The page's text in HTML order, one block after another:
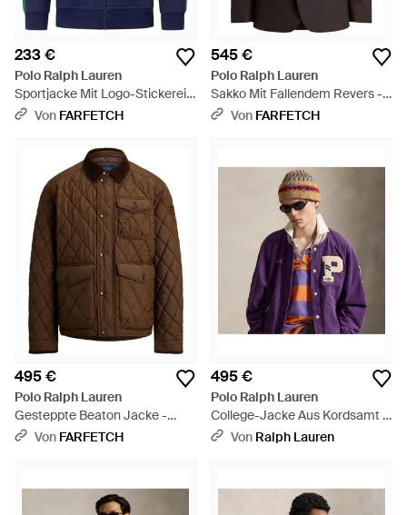
233 €
Polo Ralph Lauren
Sportjacke Mit Logo-Stickerei -
BlauVon FARFETCH
545 €
Polo Ralph Lauren
Sakko Mit Fallendem Revers -
Schwarz
Von FARFETCH
495 €
Polo Ralph Lauren
Gesteppte Beaton Jacke -
Braun
Von FARFETCH
495 €
Polo Ralph Lauren
College-Jacke Aus Kordsamt -
Lila Von Ralph Lauren